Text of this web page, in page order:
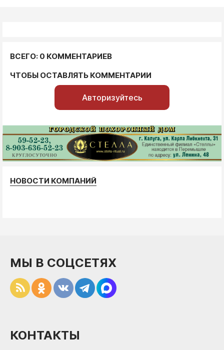
ВСЕГО: 0 КОММЕНТАРИЕВ
ЧТОБЫ ОСТАВЛЯТЬ КОММЕНТАРИИ
Авторизуйтесь
НОВОСТИ КОМПАНИЙ
МЫ В СОЦСЕТЯХ
КОНТАКТЫ